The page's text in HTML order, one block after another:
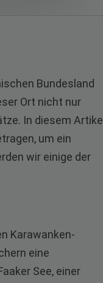
Bundesland
Ort nicht nur
In diesem Artikel
um ein
wir einige der
Karawanken-
eine
See, einer